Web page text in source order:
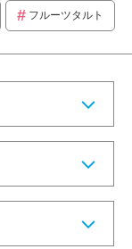
フルーツタルト